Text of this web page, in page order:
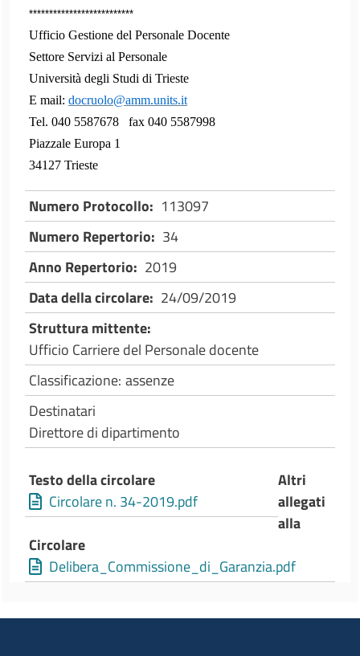
**************************
Ufficio Gestione del Personale Docente
Settore Servizi al Personale
Università degli Studi di Trieste
E mail: docruolo@amm.units.it
Tel. 040 5587678
fax 040 5587998
Piazzale Europa 1
34127 Trieste
Numero Protocollo
113097
Numero Repertorio 34
Anno Repertorio 2019
Data della circolare 24/09/2019
Struttura mittente
Ufficio Carriere del Personale docente
Classificazione assenze
Destinatari
Direttore di dipartimento
Testo della circolare
Circolare n. 34-2019.pdf
Altri
allegati
alla
Circolare
Delibera_Commissione_di_Garanzia.pdf